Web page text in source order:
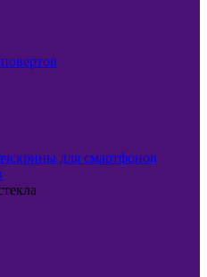
для смартфонов